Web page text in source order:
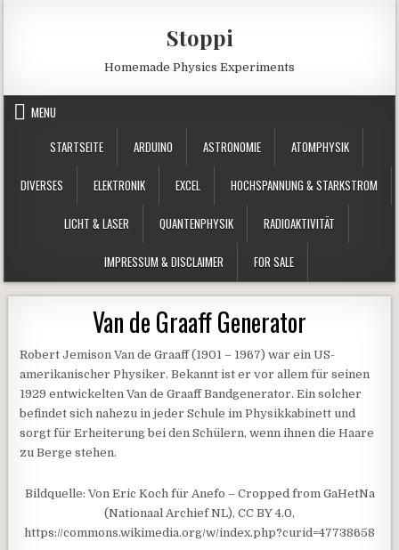
Stoppi
Homemade Physics Experiments
MENU
STARTSEITE
ARDUINO ASTRONOMIE ATOMPHYSIK
DIVERSES ELEKTRONIK EXCEL HOCHSPANNUNG & STARKSTROM
LICHT & LASER QUANTENPHYSIK RADIOAKTIVITÄT
IMPRESSUM & DISCLAIMER FOR SALE
Van de Graaff Generator
Robert Jemison Van de Graaff (1901 – 1967) war ein US-
amerikanischer Physiker. Bekannt ist er vor allem für seinen
1929 entwickelten Van de Graaff Bandgenerator. Ein solcher
befindet sich nahezu in jeder Schule im Physikkabinett und
sorgt für Erheiterung bei den Schülern, wenn ihnen die Haare
zu Berge stehen.
Bildquelle: Von Eric Koch für Anefo – Cropped from GaHetNa
(Nationaal Archief NL), CC BY 4.0,
https://commons.wikimedia.org/w/index.php?curid=47738658